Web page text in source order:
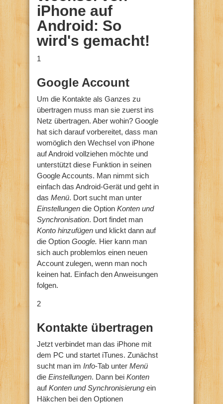
iPhone auf
Android: So
wird's gemacht!
1
Google Account
Um die Kontakte als Ganzes zu
übertragen muss man sie zuerst ins
Netz übertragen. Aber wohin? Google
hat sich darauf vorbereitet, dass man
womöglich den Wechsel von iPhone
auf Android vollziehen möchte und
unterstützt diese Funktion in seinen
Google Accounts. Man nimmt sich
einfach das Android-Gerät und geht in
das Menü. Dort sucht man unter
Einstellungen die Option Konten und
Synchronisation. Dort findet man
Konto hinzufügen und klickt dann auf
die Option Google. Hier kann man
sich auch problemlos einen neuen
Account zulegen, wenn man noch
keinen hat. Einfach den Anweisungen
folgen.
2
Kontakte übertragen
Jetzt verbindet man das iPhone mit
dem PC und startet iTunes. Zunächst
sucht man im Info-Tab unter Menü
die Einstellungen. Dann bei Konten
aufKonten und Synchronisierung ein
Häkchen bei den Optionen